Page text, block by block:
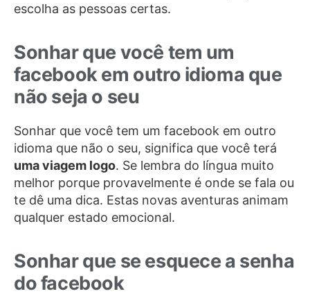
escolha as pessoas certas.
Sonhar que você tem um
facebook em outro idioma que
não seja o seu
Sonhar que você tem um facebook em outro
idioma que não o seu, significa que você terá
uma viagem logo. Se lembra do língua muito
melhor porque provavelmente é onde se fala ou
te dê uma dica. Estas novas aventuras animam
qualquer estado emocional.
Sonhar que se esquece a senha
do facebook